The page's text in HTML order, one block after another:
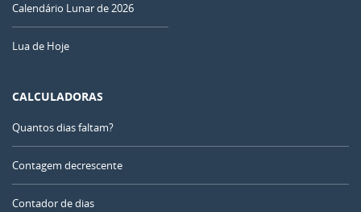
Calendário Lunar de 2026
Lua de Hoje
CALCULADORAS
Quantos dias faltam?
Contagem decrescente
Contador de dias